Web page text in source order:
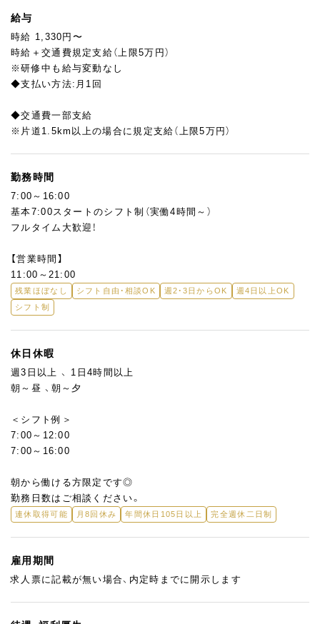
パスタやハンバーグ、グラタン、サラダの盛り付けなどの調理補助
をお願いしますが、マニュアルもあり、先輩スタッフが丁寧に教え
ますので調理未経験の方も大歓迎！
店長の管理指導のもと、幅広いお仕事に挑戦していきましょう♪
給与
時給 1,330円〜
時給＋交通費規定支給（上限5万円）
※研修中も給与変動なし
◆支払い方法:月1回
◆交通費一部支給
※片道1.5km以上の場合に規定支給（上限5万円）
勤務時間
7:00～16:00
基本7:00スタートのシフト制（実働4時間～）
フルタイム大歓迎！
【営業時間】
11:00～21:00
残業ほぼなし シフト自由・相談OK 週2・3日からOK
週4日以上OK
シフト制
休日休暇
週3日以上 、 1日4時間以上
朝～昼 、朝～夕
＜シフト例＞
7:00～12:00
7:00～16:00
朝から働ける方限定です◎
勤務日数はご相談ください。
連休取得可能 月8回休み 年間休日105日以上 完全週休二日制
雇用期間
求人票に記載が無い場合、内定時までに開示します